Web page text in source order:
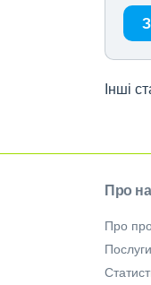
Інші
Про
Про